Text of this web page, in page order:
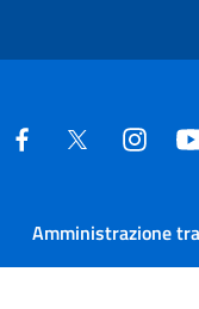
Amministrazione